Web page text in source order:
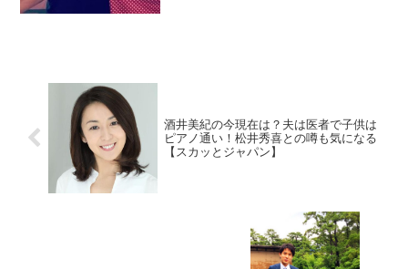
酒井美紀の今現在は？夫は医者で子供は
ピアノ通い！松井秀喜との噂も気になる
【スカッとジャパン】